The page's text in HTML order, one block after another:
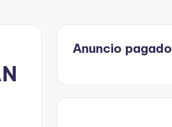
Anuncio pagado